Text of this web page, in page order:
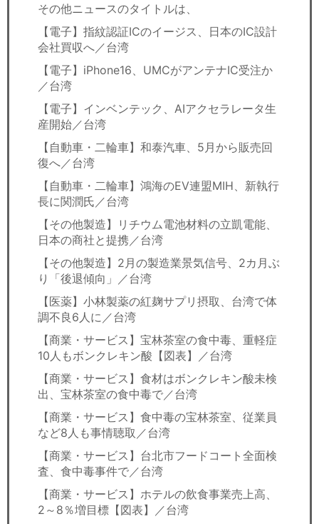
その他ニュースのタイトルは、
【電子】指紋認証ICのイージス、日本のIC設計
会社買収へ／台湾
【電子】iPhone16、UMCがアンテナIC受注か
／台湾
【電子】インベンテック、AIアクセラレータ生
産開始／台湾
【自動車・二輪車】和泰汽車、5月から販売回
復へ／台湾
【自動車・二輪車】鴻海のEV連盟MIH、新執行
長に関潤氏／台湾
【その他製造】リチウム電池材料の立凱電能、
日本の商社と提携／台湾
【その他製造】2月の製造業景気信号、2カ月ぶ
り「後退傾向」／台湾
【医薬】小林製薬の紅麹サプリ摂取、台湾で体
調不良6人に／台湾
【商業・サービス】宝林茶室の食中毒、重軽症
10人もボンクレキン酸【図表】／台湾
【商業・サービス】食材はボンクレキン酸未検
出、宝林茶室の食中毒で／台湾
【商業・サービス】食中毒の宝林茶室、従業員
など8人も事情聴取／台湾
【商業・サービス】台北市フードコート全面検
査、食中毒事件で／台湾
【商業・サービス】ホテルの飲食事業売上高、
2～8％増目標【図表】／台湾